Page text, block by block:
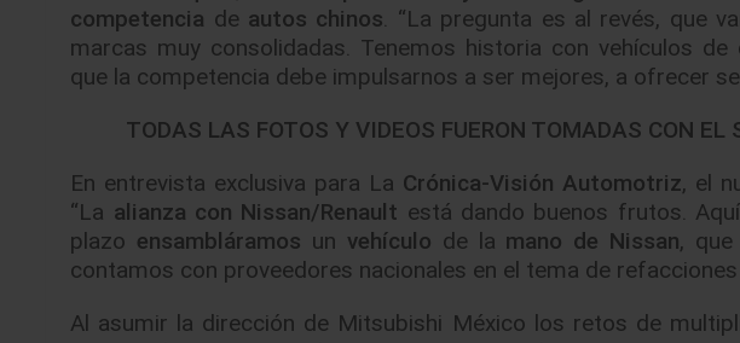
competencia de autos chinos. “La pregunta es al revés, que
marcas muy consolidadas. Tenemos historia con vehículos
que la competencia debe impulsarnos a ser mejores, a ofrecer
TODAS LAS FOTOS Y VIDEOS FUERON TOMADAS CON EL
En entrevista exclusiva para La Crónica-Visión Automotriz, el
“La alianza con Nissan/Renault está dando buenos frutos.
plazo ensambláramos un vehículo de la mano de Nissan,
contamos con proveedores nacionales en el tema de
Al asumir la dirección de Mitsubishi México los retos de